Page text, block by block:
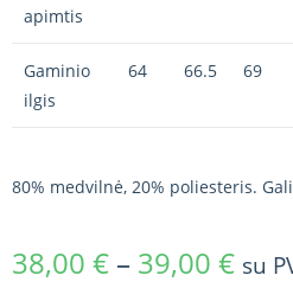
apimtis
Gaminio
ilgis
64 66.5 69
80% medvilnė, 20% poliesteris.
38,00 € – 39,00 € su